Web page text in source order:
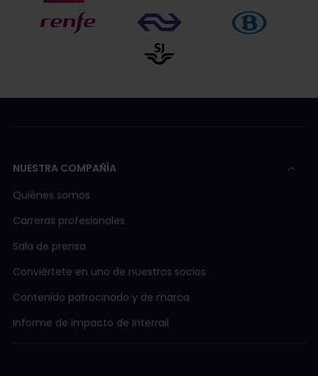
NUESTRA COMPAÑÍA
Quiénes somos
Carreras profesionales
Sala de prensa
Conviértete en uno de nuestros socios
Contenido patrocinado y de marca
Informe de impacto de Interrail